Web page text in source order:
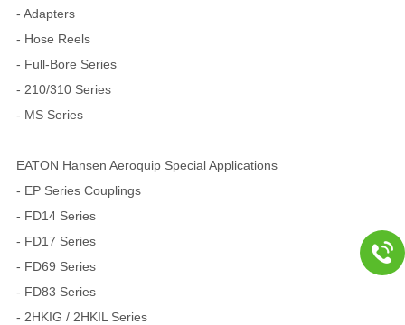
- Adapters
- Hose Reels
- Full-Bore Series
- 210/310 Series
- MS Series
EATON Hansen Aeroquip Special Applications
- EP Series Couplings
- FD14 Series
- FD17 Series
- FD69 Series
- FD83 Series
- 2HKIG / 2HKIL Series